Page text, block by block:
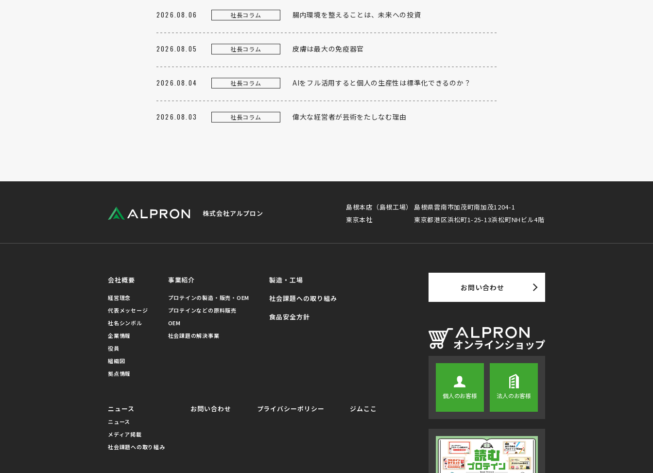
2026.08.06 社長コラム 腸内環境を整えることは、未来への投資
2026.08.05 社長コラム 皮膚は最大の免疫器官
2026.08.04 社長コラム AIをフル活用すると個人の生産性は標準化できるのか？
2026.08.03 社長コラム 偉大な経営者が芸術をたしなむ理由
株式会社アルプロン
島根本店（島根工場）
島根県雲南市加茂町南加茂1204-1
東京本社
東京都港区浜松町1-25-13浜松町NHビル4階
会社概要
経営理念
代表メッセージ
社名シンボル
企業情報
役員
組織図
拠点情報
事業紹介
プロテインの製造・販売・OEM
プロテインなどの原料販売
OEM
社会課題の解決事業
製造・工場
社会課題への取り組み
食品安全方針
ニュース
ニュース
メディア掲載
社会課題への取り組み
お問い合わせ プライバシーポリシー ジムここ
お問い合わせ
個人のお客様 法人のお客様